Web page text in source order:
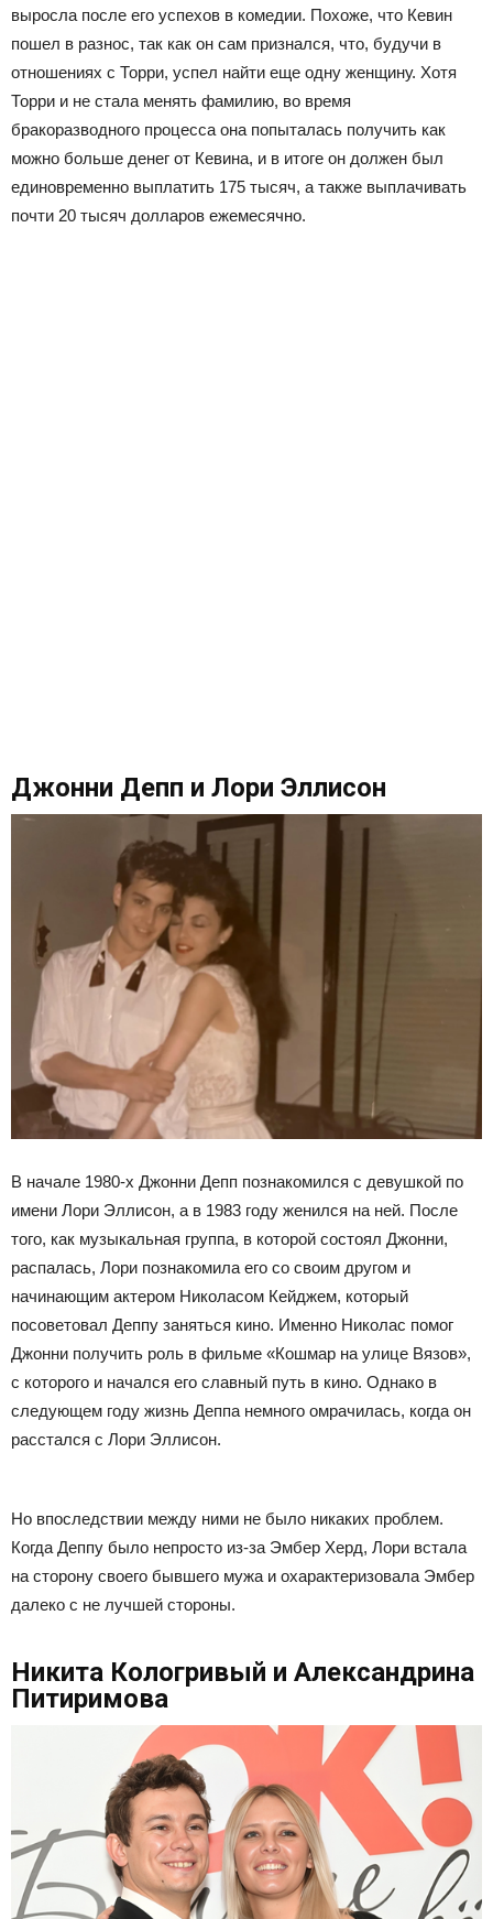
выросла после его успехов в комедии. Похоже, что Кевин
пошел в разнос, так как он сам признался, что, будучи в
отношениях с Торри, успел найти еще одну женщину. Хотя
Торри и не стала менять фамилию, во время
бракоразводного процесса она попыталась получить как
можно больше денег от Кевина, и в итоге он должен был
единовременно выплатить 175 тысяч, а также выплачивать
почти 20 тысяч долларов ежемесячно.
Джонни Депп и Лори Эллисон
В начале 1980-х Джонни Депп познакомился с девушкой по
имени Лори Эллисон, а в 1983 году женился на ней. После
того, как музыкальная группа, в которой состоял Джонни,
распалась, Лори познакомила его со своим другом и
начинающим актером Николасом Кейджем, который
посоветовал Деппу заняться кино. Именно Николас помог
Джонни получить роль в фильме «Кошмар на улице Вязов»,
с которого и начался его славный путь в кино. Однако в
следующем году жизнь Деппа немного омрачилась, когда он
расстался с Лори Эллисон.
Но впоследствии между ними не было никаких проблем.
Когда Деппу было непросто из-за Эмбер Херд, Лори встала
на сторону своего бывшего мужа и охарактеризовала Эмбер
далеко с не лучшей стороны.
Никита Кологривый и Александрина
Питиримова